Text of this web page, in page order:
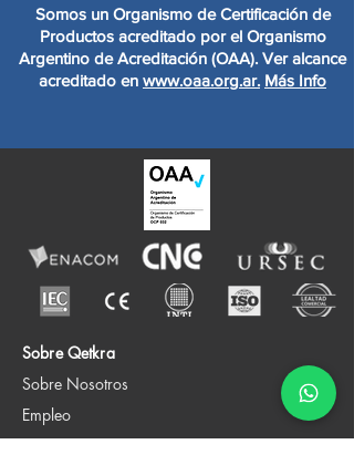
Somos un Organismo de Certificación de
Productos acreditado por el Organismo
Argentino de Acreditación (OAA). Ver alcance
acreditado en www.oaa.org.ar. Más Info
Sobre Qetkra
Sobre Nosotros
Empleo
Contacto